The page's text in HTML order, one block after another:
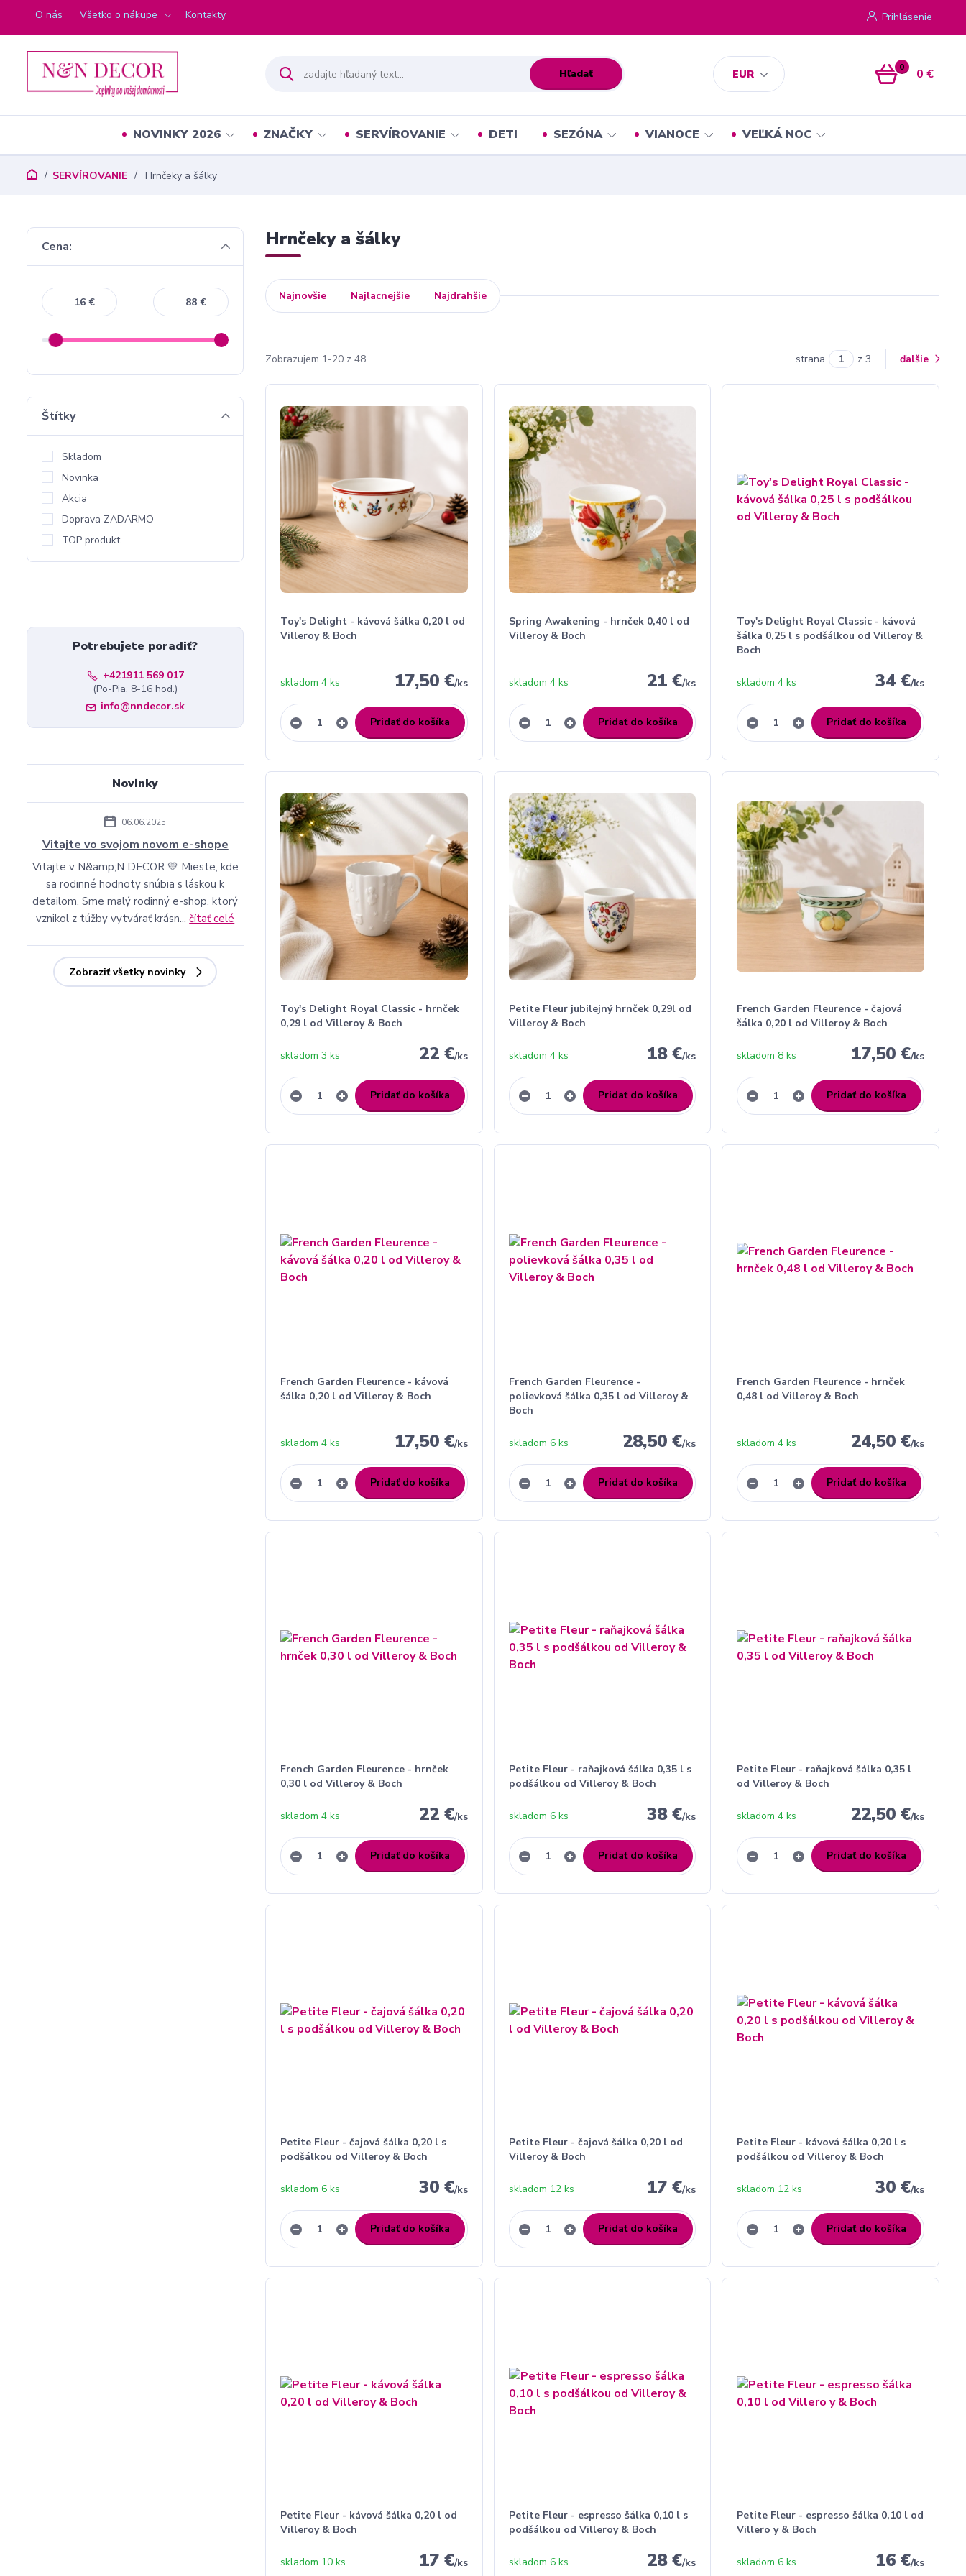
O nás Všetko o nákupe Kontakty
EUR
Prihlásenie
Hľadať 0 0 €
NOVINKY 2026 ZNAČKY SERVÍROVANIE DETI SEZÓNA VIANOCE VEĽKÁ NOC
SERVÍROVANIE Hrnčeky a šálky
Hrnčeky a šálky
Najnovšie Najlacnejšie Najdrahšie
Zobrazujem 1-20 z 48 strana z 3 ďalšie
Toy's Delight - kávová šálka 0,20 l od
Villeroy & Boch
17,50 €/ks
skladom 4 ks
Pridať do košíka
Spring Awakening - hrnček 0,40 l od
Villeroy & Boch
21 €/ks
skladom 4 ks
Pridať do košíka
Toy's Delight Royal Classic - kávová
šálka 0,25 l s podšálkou od Villeroy &
Boch
34 €/ks
skladom 4 ks
Pridať do košíka
Toy's Delight Royal Classic - hrnček
0,29 l od Villeroy & Boch
22 €/ks
skladom 3 ks
Pridať do košíka
Petite Fleur jubilejný hrnček 0,29l od
Villeroy & Boch
18 €/ks
skladom 4 ks
Pridať do košíka
French Garden Fleurence - čajová
šálka 0,20 l od Villeroy & Boch
17,50 €/ks
skladom 8 ks
Pridať do košíka
French Garden Fleurence - kávová
šálka 0,20 l od Villeroy & Boch
17,50 €/ks
skladom 4 ks
Pridať do košíka
French Garden Fleurence -
polievková šálka 0,35 l od Villeroy &
Boch
28,50 €/ks
skladom 6 ks
Pridať do košíka
French Garden Fleurence - hrnček
0,48 l od Villeroy & Boch
24,50 €/ks
skladom 4 ks
Pridať do košíka
French Garden Fleurence - hrnček
0,30 l od Villeroy & Boch
22 €/ks
skladom 4 ks
Pridať do košíka
Petite Fleur - raňajková šálka 0,35 l s
podšálkou od Villeroy & Boch
38 €/ks
skladom 6 ks
Pridať do košíka
Petite Fleur - raňajková šálka 0,35 l
od Villeroy & Boch
22,50 €/ks
skladom 4 ks
Pridať do košíka
Petite Fleur - čajová šálka 0,20 l s
podšálkou od Villeroy & Boch
30 €/ks
skladom 6 ks
Pridať do košíka
Petite Fleur - čajová šálka 0,20 l od
Villeroy & Boch
17 €/ks
skladom 12 ks
Pridať do košíka
Petite Fleur - kávová šálka 0,20 l s
podšálkou od Villeroy & Boch
30 €/ks
skladom 12 ks
Pridať do košíka
Petite Fleur - kávová šálka 0,20 l od
Villeroy & Boch
17 €/ks
skladom 10 ks
Petite Fleur - espresso šálka 0,10 l s
podšálkou od Villeroy & Boch
28 €/ks
skladom 6 ks
Petite Fleur - espresso šálka 0,10 l od
Villero y & Boch
16 €/ks
skladom 6 ks
Cena:
€ €
Štítky
Skladom
Novinka
Akcia
Doprava ZADARMO
TOP produkt
Potrebujete poradiť?
+421911 569 017
(Po-Pia, 8-16 hod.)
info@nndecor.sk
Novinky
06.06.2025
Vitajte vo svojom novom e-shope
Vitajte v N&amp;N DECOR 💛 Mieste, kde
sa rodinné hodnoty snúbia s láskou k
detailom. Sme malý rodinný e-shop, ktorý
vznikol z túžby vytvárať krásn...čítať celé
Zobraziť všetky novinky